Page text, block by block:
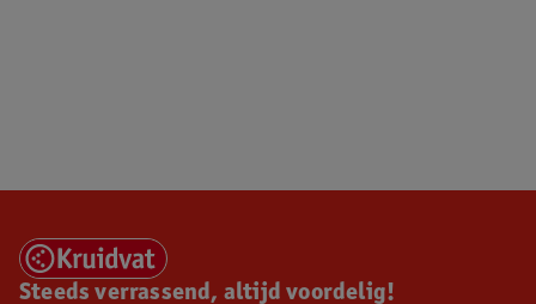
Steeds verrassend, altijd voordelig!